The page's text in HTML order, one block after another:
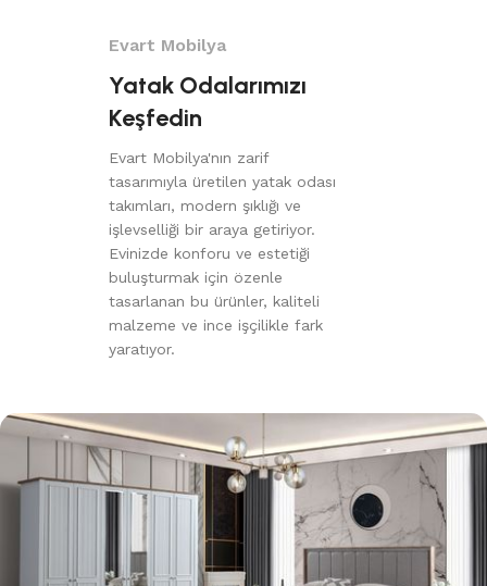
Evart Mobilya
Yatak Odalarımızı
Keşfedin
Evart Mobilya'nın zarif
tasarımıyla üretilen yatak odası
takımları, modern şıklığı ve
işlevselliği bir araya getiriyor.
Evinizde konforu ve estetiği
buluşturmak için özenle
tasarlanan bu ürünler, kaliteli
malzeme ve ince işçilikle fark
yaratıyor.